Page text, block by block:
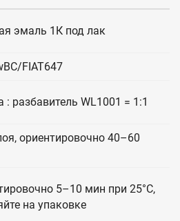
эмаль 1К под лак
FIAT647
: разбавитель WL1001 = 1:1
ориентировочно 40–60
5–10 мин при 25°C,
на упаковке